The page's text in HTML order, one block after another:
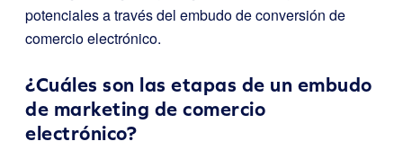
potenciales a través del embudo de conversión de
comercio electrónico.
¿Cuáles son las etapas de un embudo
de marketing de comercio
electrónico?